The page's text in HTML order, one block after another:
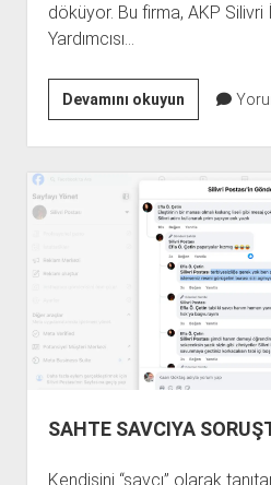
döküyor. Bu firma, AKP
Yardımcısı…
Devamını okuyunYASİN
DANIŞ
VE
ATILIM
ÇÜRÜK
KOKULAR
SAHTE SAVCIYA
Kendisini “savcı” olarak